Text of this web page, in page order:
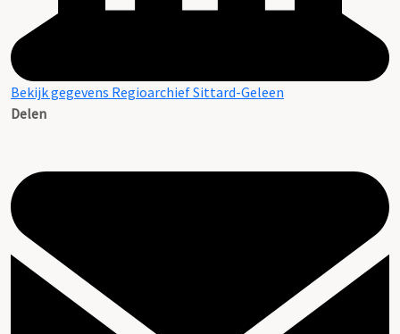
Bekijk gegevens Regioarchief Sittard-Geleen
Delen